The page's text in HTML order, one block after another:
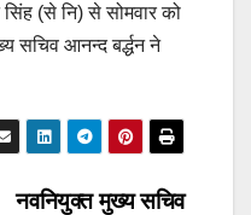
(से नि) से सोमवार को
सचिव आनन्द बर्द्धन ने
नवनियुक्त मुख्य सचिव